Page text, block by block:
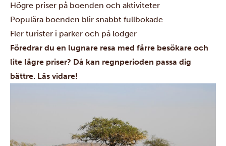
Högre priser på boenden och aktiviteter
Populära boenden blir snabbt fullbokade
Fler turister i parker och på lodger
Föredrar du en lugnare resa med färre besökare och
lite lägre priser? Då kan regnperioden passa dig
bättre. Läs vidare!